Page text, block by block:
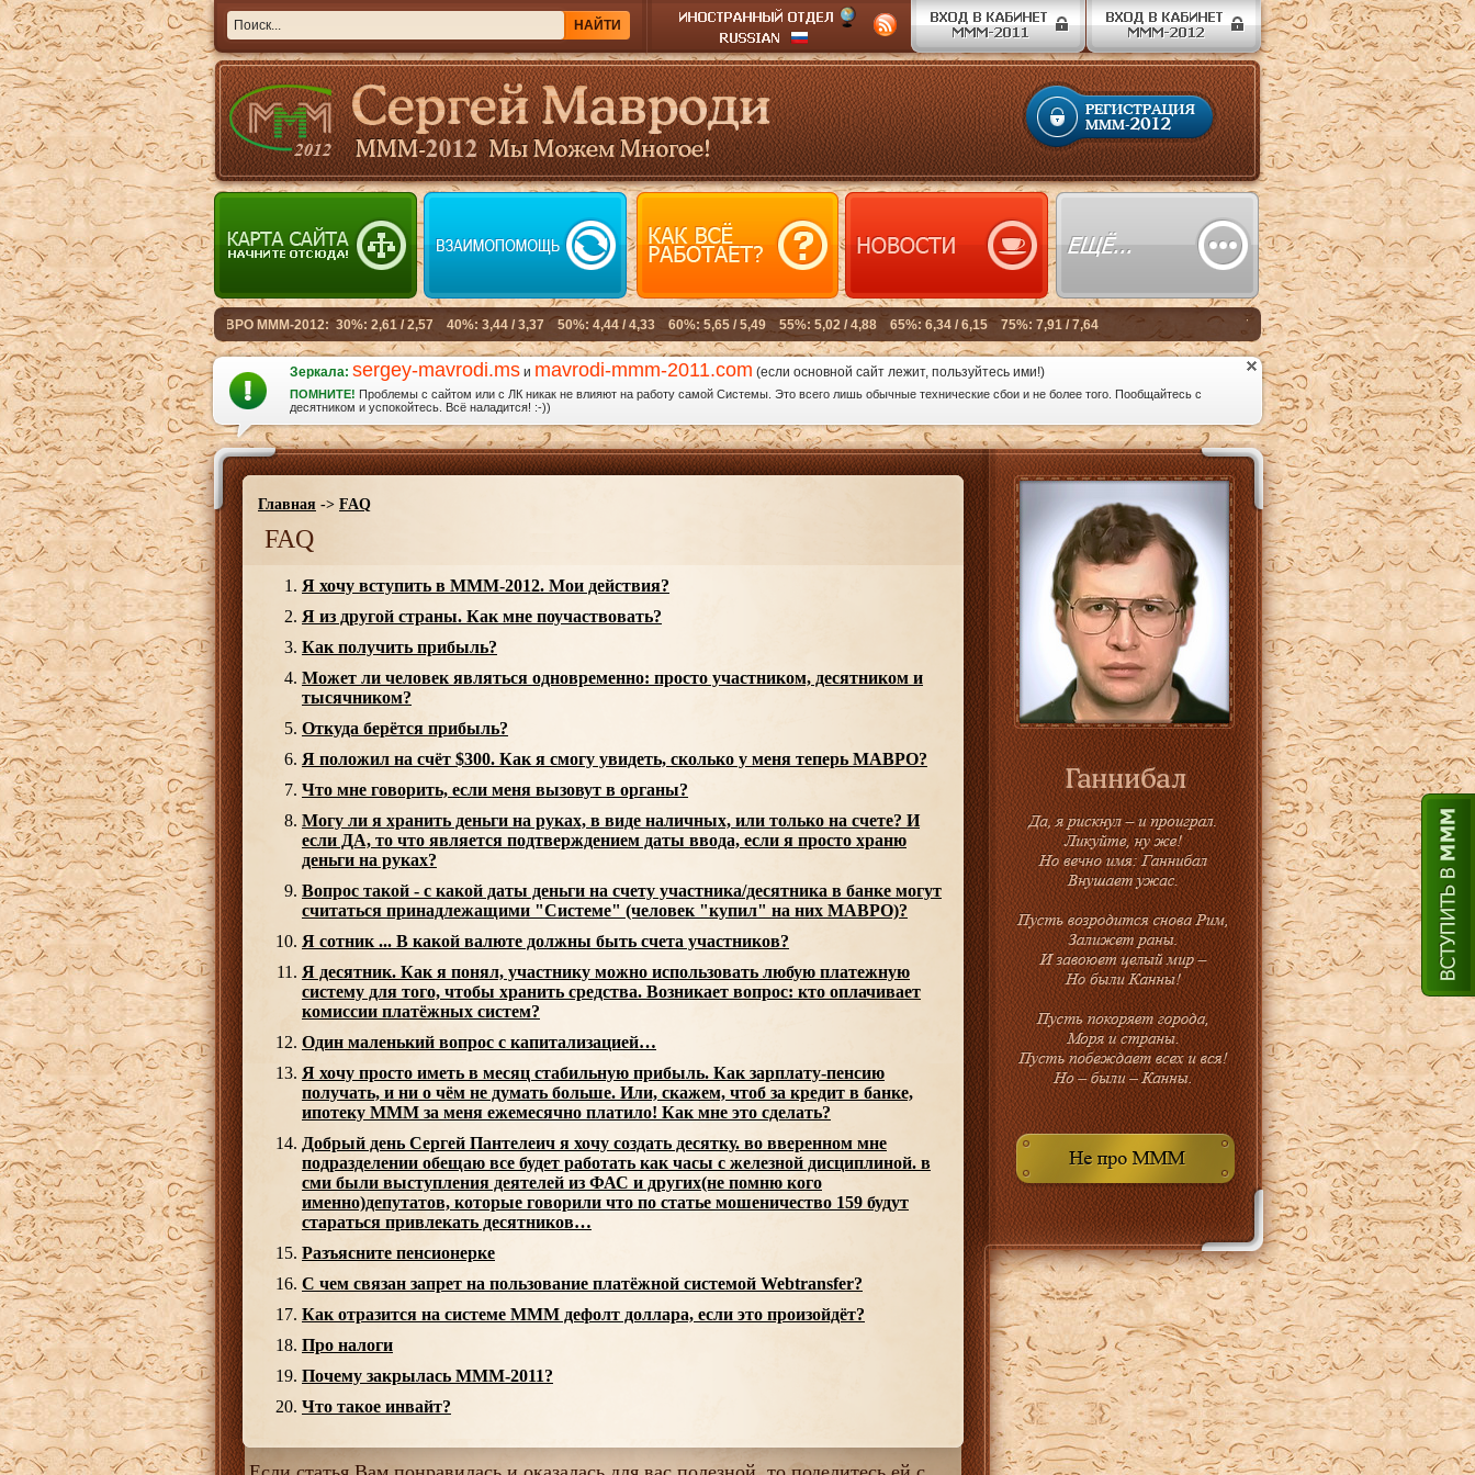
Зеркала: sergey-mavrodi.ms и mavrodi-mmm-2011.com (если основной сайт лежит, пользуйтесь ими!)
ПОМНИТЕ! Проблемы с сайтом или с ЛК никак не влияют на работу самой Системы. Это всего лишь обычные технические сбои и не более того. Пообщайтесь с
десятником и успокойтесь. Всё наладится! :-))
Главная -> FAQ
FAQ
Я хочу вступить в МММ-2012. Мои действия?
Я из другой страны. Как мне поучаствовать?
Как получить прибыль?
Может ли человек являться одновременно: просто участником, десятником и
тысячником?
Откуда берётся прибыль?
Я положил на счёт $300. Как я смогу увидеть, сколько у меня теперь МАВРО?
Что мне говорить, если меня вызовут в органы?
Могу ли я хранить деньги на руках, в виде наличных, или только на счете? И
если ДА, то что является подтверждением даты ввода, если я просто храню
деньги на руках?
Вопрос такой - с какой даты деньги на счету участника/десятника в банке могут
считаться принадлежащими "Системе" (человек "купил" на них МАВРО)?
Я сотник ... В какой валюте должны быть счета участников?
Я десятник. Как я понял, участнику можно использовать любую платежную
систему для того, чтобы хранить средства. Возникает вопрос: кто оплачивает
комиссии платёжных систем?
Один маленький вопрос с капитализацией…
Я хочу просто иметь в месяц стабильную прибыль. Как зарплату-пенсию
получать, и ни о чём не думать больше. Или, скажем, чтоб за кредит в банке,
ипотеку МММ за меня ежемесячно платило! Как мне это сделать?
Добрый день Сергей Пантелеич я хочу создать десятку. во вверенном мне
подразделении обещаю все будет работать как часы с железной дисциплиной. в
сми были выступления деятелей из ФАС и других(не помню кого
именно)депутатов, которые говорили что по статье мошеничество 159 будут
стараться привлекать десятников…
Разъясните пенсионерке
С чем связан запрет на пользование платёжной системой Webtransfer?
Как отразится на системе МММ дефолт доллара, если это произойдёт?
Про налоги
Почему закрылась МММ-2011?
Что такое инвайт?